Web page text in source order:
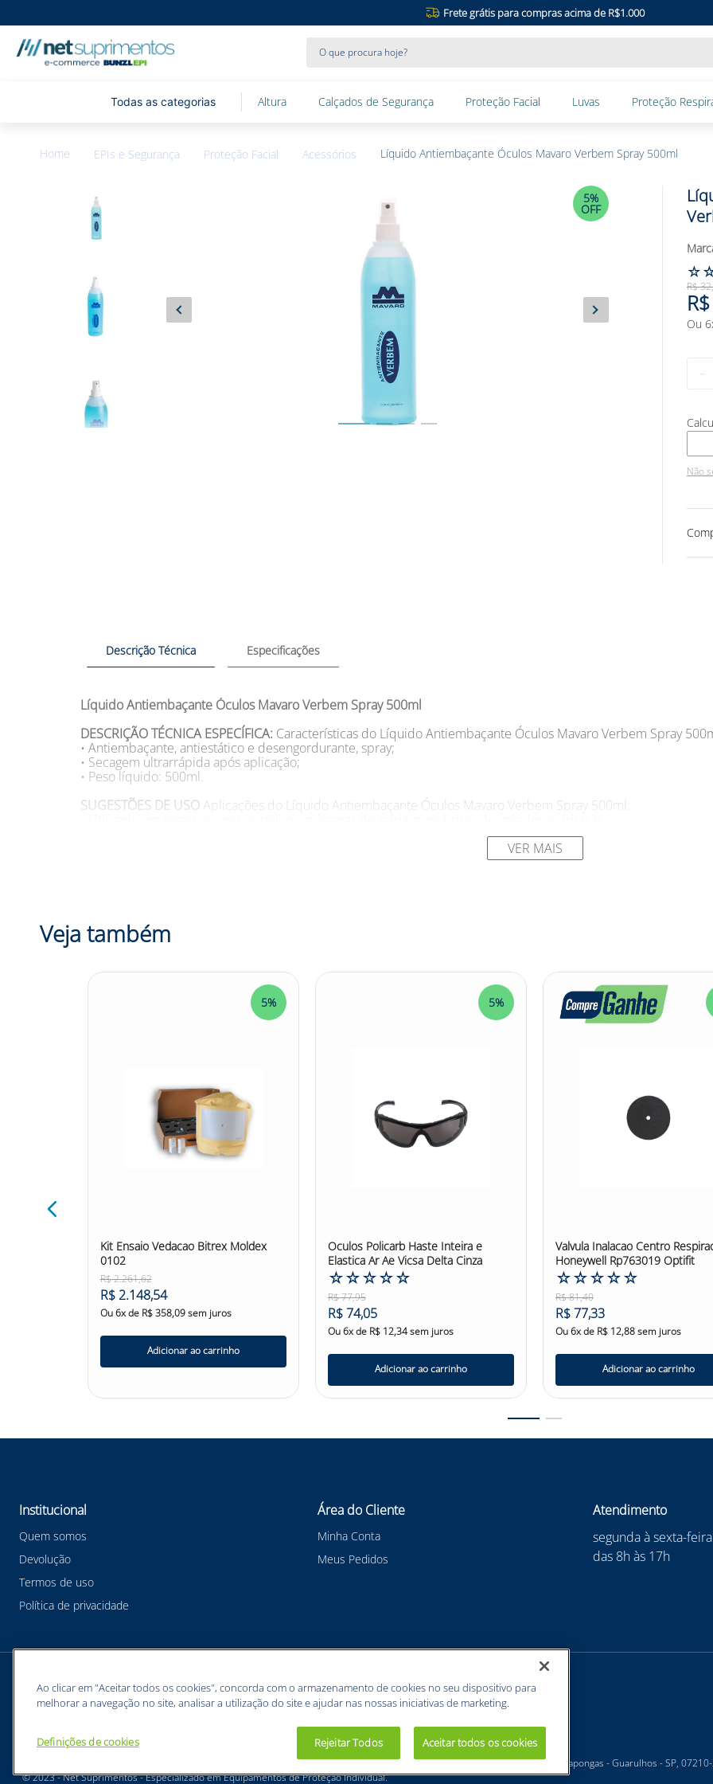
Frete grátis para compras acima de R$1.000
Altura Calçados de Segurança Proteção Facial Luvas Proteção
EPIs e Segurança Proteção Facial Acessórios Líquido Antiembaçante Óculos Mavaro Verbem Spray 500ml
5%
OFF
☆
R$32,
R$
Ou 6
Não
Descrição Técnica Especificações
Líquido Antiembaçante Óculos Mavaro Verbem Spray 500ml
DESCRIÇÃO TÉCNICA ESPECÍFICA: Características do Líquido Antiembaçante Óculos Mavaro Verbem Spray
• Antiembaçante, antiestático e desengordurante, spray;
• Secagem ultrarrápida após aplicação;
• Peso líquido: 500ml.
SUGESTÕES DE USO Aplicações do Líquido Antiembaçante Óculos Mavaro Verbem Spray 500ml:
Sabia que existe um produto que pode ajudar a solucionar esse problema? O Líquido Antiembaçante Óculos
quem busca uma limpeza eficiente e rápida em lentes, visores, espelhos, máscaras de solda, para-brisas de
uso. Não deixe que o embaçamento atrapalhe o seu trabalho ou lazer. Adquira agora o Líquido
Suprimentos e garanta uma visão clara e segura em todas as suas atividades.
Confira outras categorias de Líquido de Segurança! #liquidodesegurança #liquidodesegurançamavaro
VER MAIS
Veja também
5%
Kit Ensaio Vedacao Bitrex Moldex
0102
R$2.261,62
R$ 2.148,54
Ou6x de R$ 358,09sem juros
Adicionar ao carrinho
5%
Oculos Policarb Haste Inteira e
Elastica Ar Ae Vicsa Delta Cinza
☆☆☆☆☆
R$77,95
R$74,05
Ou6x de R$ 12,34sem juros
Adicionar ao carrinho
Valvula Inalacao Centro
Honeywell Rp763019 Optifit
☆☆☆☆☆
R$81,40
R$77,33
Ou6x de R$ 12,88sem juros
Adicionar ao carrinho
Institucional
Quem somos
Devolução
Termos de uso
Política de privacidade
Área do Cliente
Minha Conta
Meus Pedidos
Atendimento
segunda à sexta-feira
das 8h às 17h
Meios de pagamentos
BUNZL EQUIPAMENTOS PARA PROTEÇÃO INDIVIDUAL. - CNPJ: 43.854.777/0001-26 - Estrada Velha Guarulhos, 5135 - Jardim Arapongas - Guarulhos - SP,
© 2023 - Net Suprimentos - Especializado em Equipamentos de Proteção Individual.
Ao clicar em "Aceitar todos os cookies", concorda com o armazenamento de cookies no seu dispositivo para
melhorar a navegação no site, analisar a utilização do site e ajudar nas nossas iniciativas de marketing.
Definições de cookies Rejeitar Todos Aceitar todos os cookies